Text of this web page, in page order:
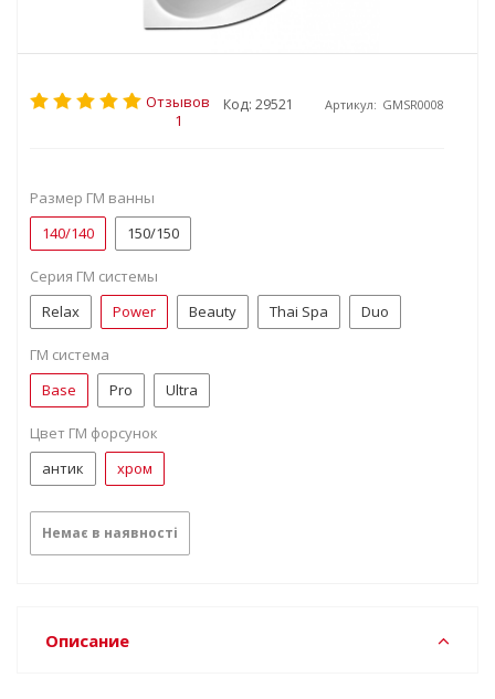
Отзывов
1
Код: 29521 Артикул: GMSR0008
Размер ГМ ванны
140/140
150/150
Серия ГМ системы
Relax
Power Beauty Thai Spa Duo
ГМ система
Base
Pro Ultra
Цвет ГМ форсунок
антик
хром
Немає в наявності
Описание